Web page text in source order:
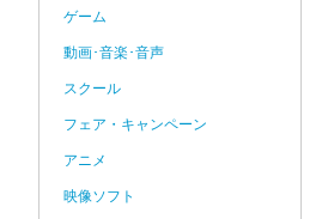
ゲーム
動画･音楽･音声
スクール
フェア・キャンペーン
アニメ
映像ソフト